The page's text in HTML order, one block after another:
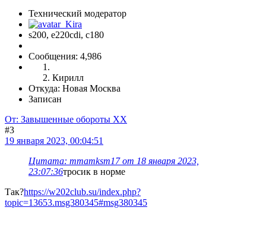
Технический модератор
s200, е220cdi, с180
Сообщения: 4,986
Кирилл
Откуда: Новая Москва
Записан
От: Завышенные обороты ХХ
#3
19 января 2023, 00:04:51
Цитата: mmamksm17 от 18 января 2023,
23:07:36тросик в норме
Так?https://w202club.su/index.php?
topic=13653.msg380345#msg380345